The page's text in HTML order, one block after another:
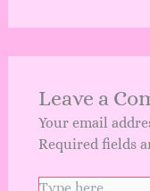
Leave a
Your email
Required fields
Type